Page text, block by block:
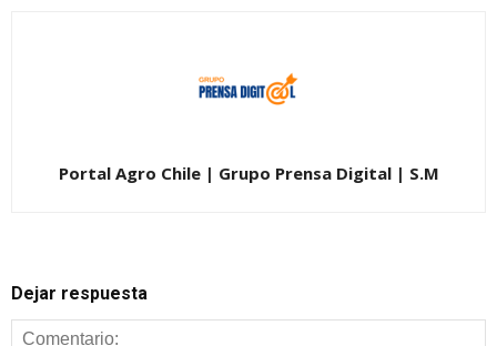
Portal Agro Chile | Grupo Prensa Digital | S.M
Dejar respuesta